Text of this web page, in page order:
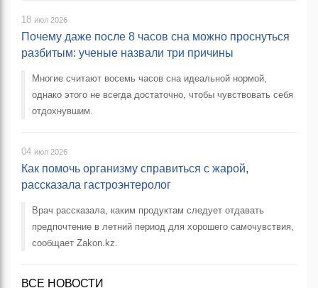
18 июл 2026
Почему даже после 8 часов сна можно проснуться
разбитым: ученые назвали три причины
Многие считают восемь часов сна идеальной нормой,
однако этого не всегда достаточно, чтобы чувствовать себя
отдохнувшим.
04 июл 2026
Как помочь организму справиться с жарой,
рассказала гастроэнтеролог
Врач рассказала, каким продуктам следует отдавать
предпочтение в летний период для хорошего самочувствия,
сообщает Zakon.kz.
ВСЕ НОВОСТИ